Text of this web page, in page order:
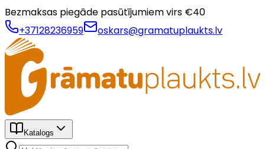
Bezmaksas piegāde pasūtījumiem virs €40
+37128236959
oskars@gramatuplaukts.lv
Katalogs